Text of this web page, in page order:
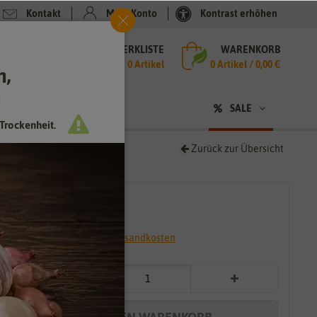
Kontakt Mein Konto Kontrast erhöhen
MERKLISTE
0 Artikel
WARENKORB
0Artikel /0,00 €
SALE
Zurück zur Übersicht
* inkl. 7% MwSt. zzgl. Versandkosten